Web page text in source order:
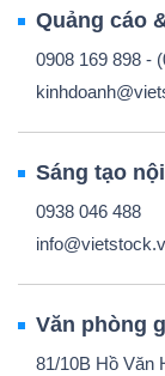
Quảng cáo
0908 169 898 -
Sáng tạo
0938 046 488
Văn phòng
81/10B Hồ Văn